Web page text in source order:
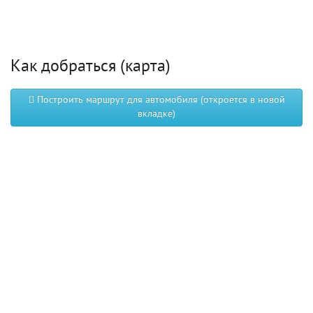
Как добраться (карта)
Построить маршрут для автомобиля (откроется в новой
вкладке)